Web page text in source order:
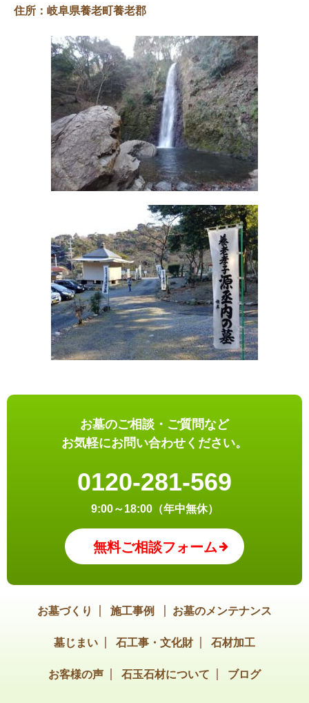
住所：岐阜県養老町養老郡
お墓のご相談・ご質問など
お気軽にお問い合わせください。
0120-281-569
9:00～18:00（年中無休）
無料ご相談フォーム
お墓づくり 施工事例 お墓のメンテナンス
墓じまい 石工事・文化財 石材加工
お客様の声 石玉石材について ブログ